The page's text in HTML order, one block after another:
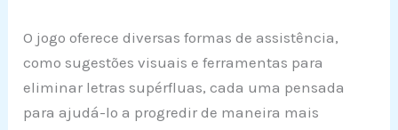
O jogo oferece diversas formas de assistência,
como sugestões visuais e ferramentas para
eliminar letras supérfluas, cada uma pensada
para ajudá-lo a progredir de maneira mais